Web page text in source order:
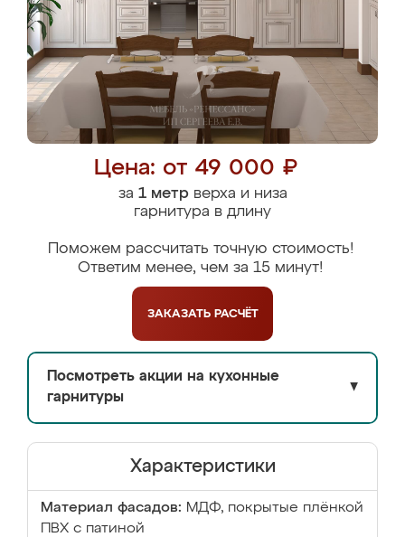
Цена: от 49 000 ₽
за 1 метрверха и низа
гарнитура в длину
Поможем рассчитать точную стоимость!
Ответим менее, чем за 15 минут!
ЗАКАЗАТЬ РАСЧЁТ
Посмотреть акции на кухонные
гарнитуры
▼
Характеристики
Материал фасадов: МДФ, покрытые плёнкой
ПВХ с патиной